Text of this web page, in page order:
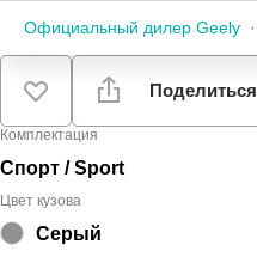
Официальный дилер Geely ·
Поделиться
Комплектация
Спорт / Sport
Цвет кузова
Серый